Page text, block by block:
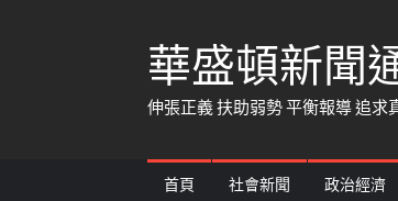
華盛頓新聞
伸張正義 扶助弱勢 平衡報導 追求
首頁 社會新聞 政治經濟